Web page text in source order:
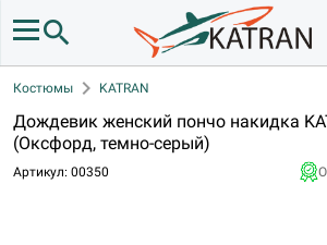
search
Костюмы chevron_right KATRAN
Дождевик женский пончо накидка
(Оксфорд, темно-серый)
Артикул: 00350